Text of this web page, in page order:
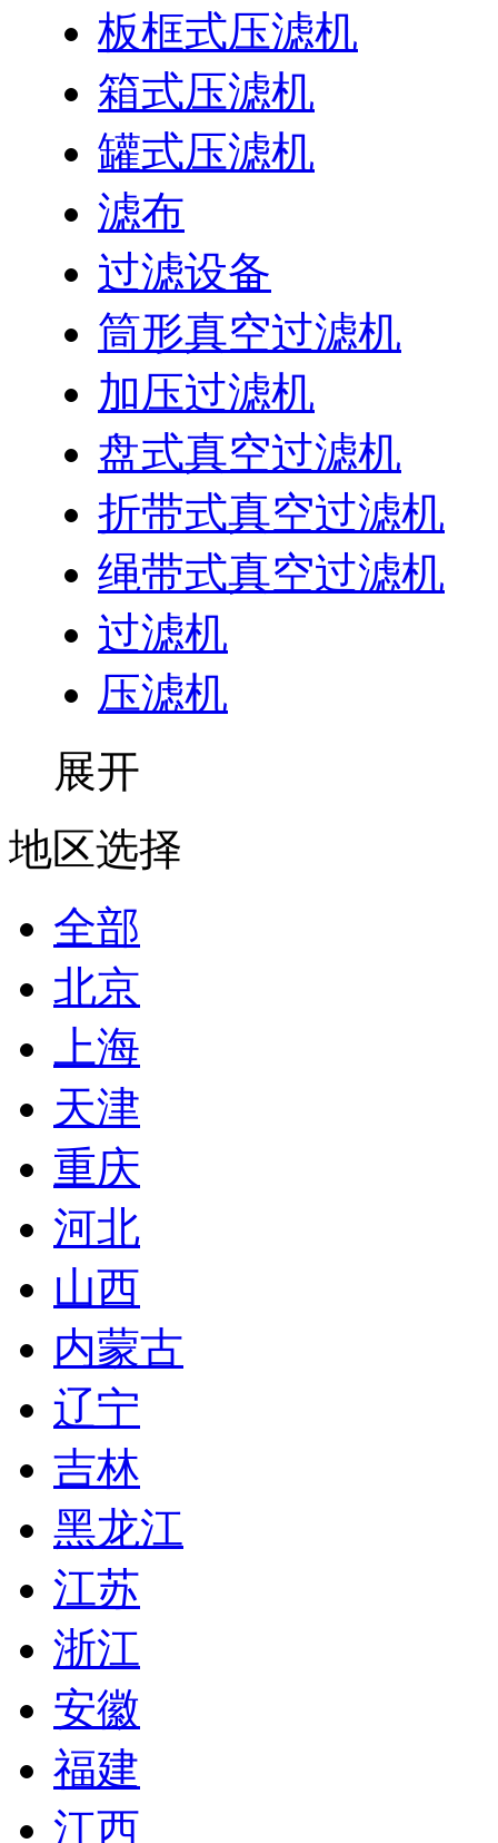
板框式压滤机
箱式压滤机
罐式压滤机
滤布
过滤设备
筒形真空过滤机
加压过滤机
盘式真空过滤机
折带式真空过滤机
绳带式真空过滤机
过滤机
压滤机
展开
地区选择
全部
北京
上海
天津
重庆
河北
山西
内蒙古
辽宁
吉林
黑龙江
江苏
浙江
安徽
福建
江西